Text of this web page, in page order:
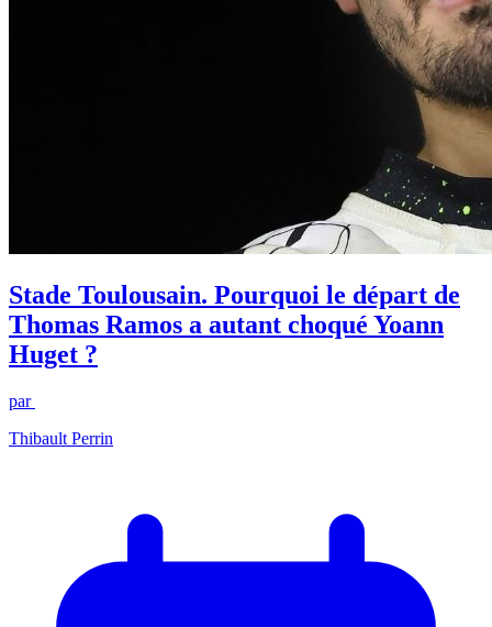
Stade Toulousain. Pourquoi le départ de
Thomas Ramos a autant choqué Yoann
Huget ?
par
Thibault Perrin